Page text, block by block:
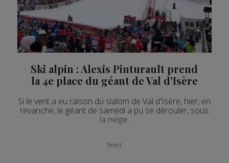
Ski alpin : Alexis Pinturault prend
la 4e place du géant de Val d'Isère
Si le vent a eu raison du slalom de Val d'Isère, hier, en
revanche, le géant de samedi a pu se dérouler, sous
la neige.
Sport